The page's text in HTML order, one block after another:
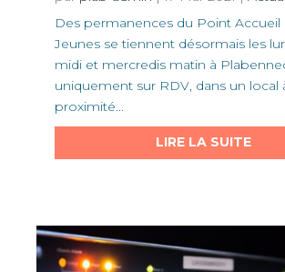
Des permanences du Point Accueil
Jeunes se tiennent désormais les
midi et mercredis matin à
uniquement sur RDV, dans un local
proximité...
LIRE LA SUITE